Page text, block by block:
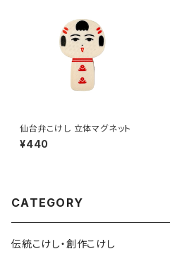
仙台弁こけし 立体マグネット
¥440
CATEGORY
伝統こけし・創作こけし